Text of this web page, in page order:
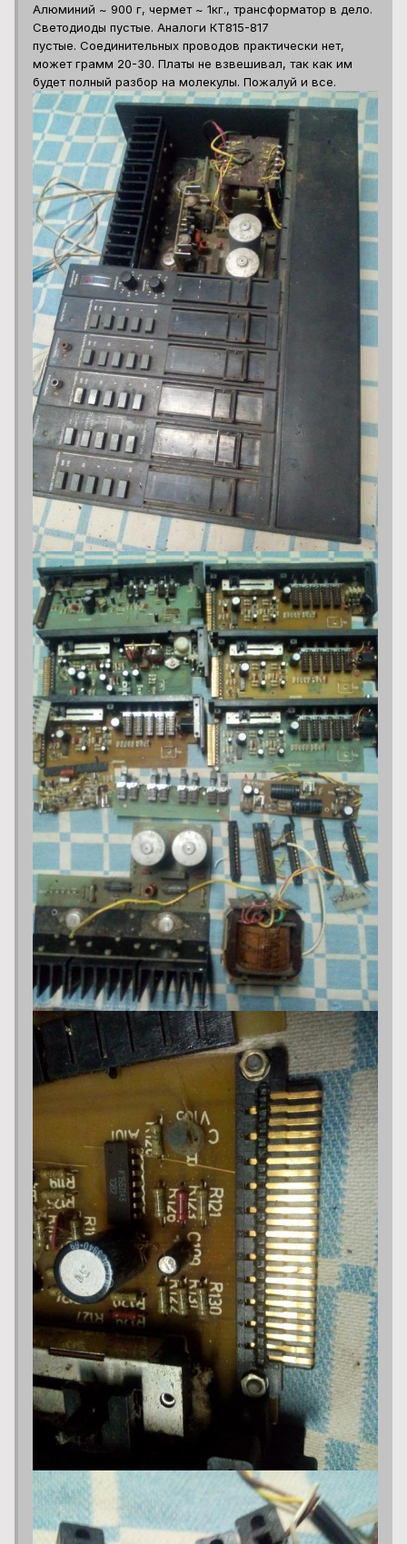
Алюминий ~ 900 г, чермет ~ 1кг., трансформатор в дело.
Светодиоды пустые. Аналоги КТ815-817
пустые. Соединительных проводов практически нет,
может грамм 20-30. Платы не взвешивал, так как им
будет полный разбор на молекулы. Пожалуй и все.